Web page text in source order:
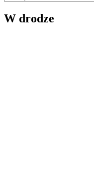
W drodze